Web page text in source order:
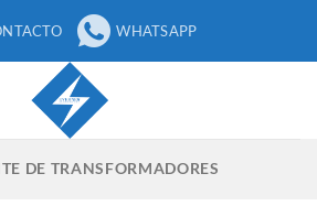
WHATSAPP
DE TRANSFORMADORES